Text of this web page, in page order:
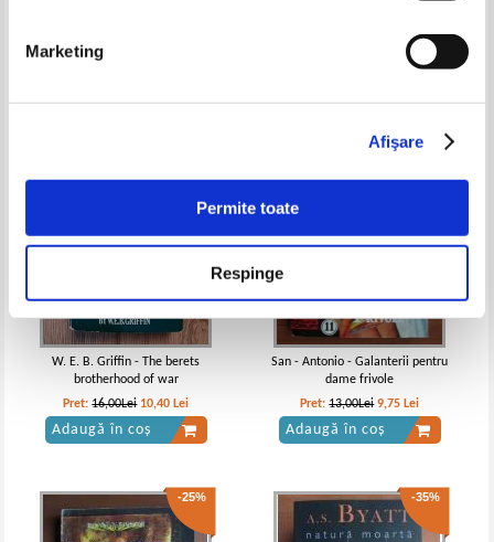
Marketing
Afişare
Permite toate
Respinge
Adaugă în coș
Lei
W. E. B. Griffin - The berets
brotherhood of war
Pret:16,00Lei 10,40 Lei
Adaugă în coș
San - Antonio - Galanterii pentru
dame frivole
Pret:13,00Lei 9,75 Lei
Adaugă în coș
-25% -35%